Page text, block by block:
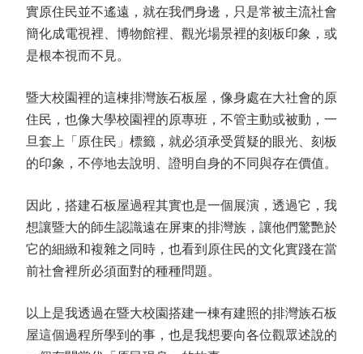
實原住民並不遙遠，就在我們身邊，只是常被主流社會
簡化成電視裡、博物館裡、觀光場景裡的刻板印象，或
是根本視而不見。
暨大校園裡的這棟排灣族石板屋，像身處在大社會的原
住民，也像大學校園裡的原專班，不管主動或被動，一
旦套上「原住民」標籤，就必須承受質疑的眼光、刻板
的印象，不停地去說明、證明自身的不同與存在價值。
因此，搭建石板屋過程其實也是一個展演，透過它，我
想讓暨大的師生認識遠在屏東的排灣族，讓他們驚艷於
它的細緻和複雜之同時，也看到原住民的文化實踐在當
前社會裡所必須面對的種種問題。
以上是我透過在暨大校園搭建一棟有建照的排灣族石板
屋這個過程所學到的事，也是我想要向各位觀眾述說的